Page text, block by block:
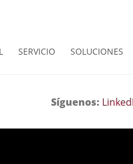
SERVICIO SOLUCIONES
Síguenos: